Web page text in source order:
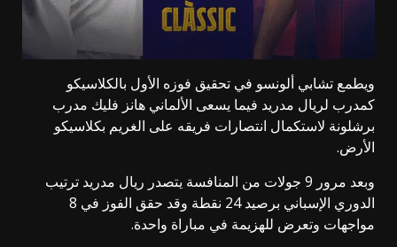
ويطمع تشابي ألونسو في تحقيق فوزه الأول بالكلاسيكو
كمدرب لريال مدريد فيما يسعى الألماني هانز فليك مدرب
برشلونة لاستكمال انتصارات فريقه على الغريم بكلاسيكو
الأرض.
وبعد مرور 9 جولات من المنافسة يتصدر ريال مدريد ترتيب
الدوري الإسباني برصيد 24 نقطة وقد حقق الفوز في 8
مواجهات وتعرض للهزيمة في مباراة واحدة.